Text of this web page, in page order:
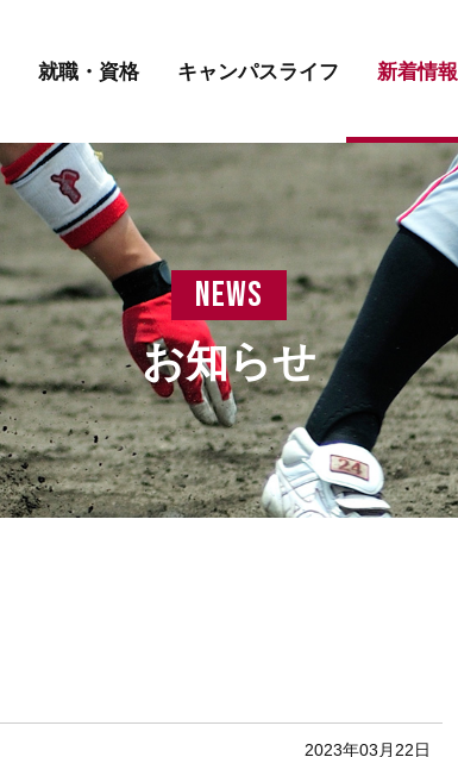
講師紹介
就職・資格
先輩の声
キャンパスライフ 新着情報
学費について news
お知らせ
2023年03月22日